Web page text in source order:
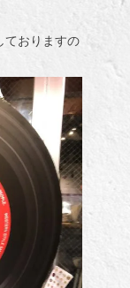
ておりますの